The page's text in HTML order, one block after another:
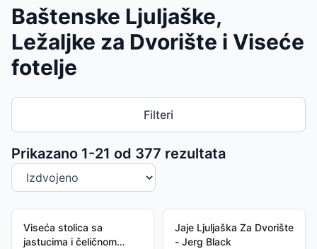
Baštenske Ljuljaške,
Ležaljke za Dvorište i Viseće
fotelje
Filteri
Prikazano 1-21 od 377 rezultata
Sortiranje proizvoda
Viseća stolica sa
jastucima i čeličnom
Jaje Ljuljaška Za Dvorište
- Jerg Black